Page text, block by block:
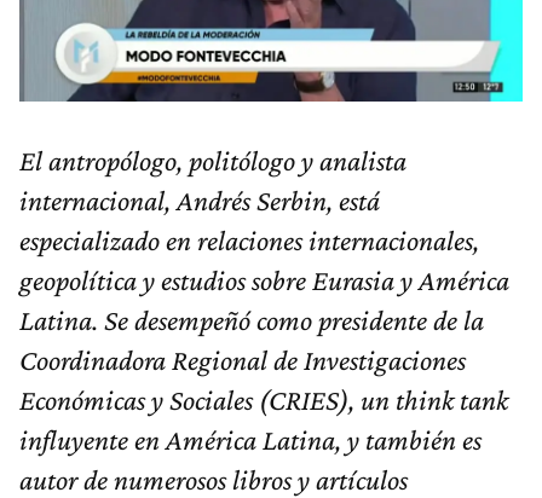
El antropólogo, politólogo y analista
internacional, Andrés Serbin, está
especializado en relaciones internacionales,
geopolítica y estudios sobre Eurasia y América
Latina. Se desempeñó como presidente de la
Coordinadora Regional de Investigaciones
Económicas y Sociales (CRIES), un think tank
influyente en América Latina, y también es
autor de numerosos libros y artículos